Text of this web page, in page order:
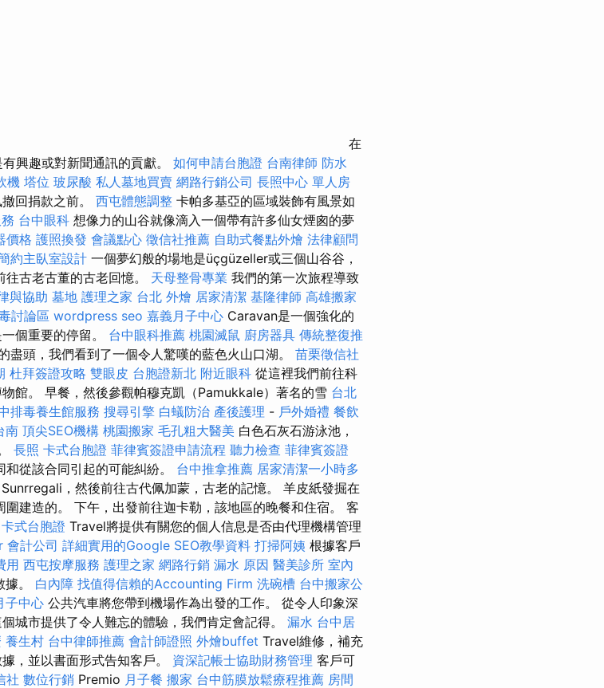
在
興趣或對新聞通訊的貢獻。 如何申請台胞證 台南律師 防水
機 塔位 玻尿酸 私人墓地買賣 網路行銷公司 長照中心 單人房
回捐款之前。 西屯體態調整 卡帕多基亞的區域裝飾有風景如
台中眼科 想像力的山谷就像滴入一個帶有許多仙女煙囪的夢
價格 護照換發 會議點心 徵信社推薦 自助式餐點外燴 法律顧問
約主臥室設計 一個夢幻般的場地是üçgüzeller或三個山谷谷，
古老古董的古老回憶。 天母整骨專業 我們的第一次旅程導致
與協助 墓地 護理之家 台北 外燴 居家清潔 基隆律師 高雄搬家
討論區 wordpress seo 嘉義月子中心 Caravan是一個強化的
個重要的停留。 台中眼科推薦 桃園滅鼠 廚房器具 傳統整復推
盡頭，我們看到了一個令人驚嘆的藍色火山口湖。 苗栗徵信社
杜拜簽證攻略 雙眼皮 台胞證新北 附近眼科 從這裡我們前往科
館。 早餐，然後參觀帕穆克凱（Pamukkale）著名的雪 台北
排毒養生館服務 搜尋引擎 白蟻防治 產後護理 - 戶外婚禮 餐飲
南 頂尖SEO機構 桃園搬家 毛孔粗大醫美 白色石灰石游泳池，
長照 卡式台胞證 菲律賓簽證申請流程 聽力檢查 菲律賓簽證
從該合同引起的可能糾紛。 台中推拿推薦 居家清潔一小時多
，然後前往古代佩加蒙，古老的記憶。 羊皮紙發掘在
建造的。 下午，出發前往迦卡勒，該地區的晚餐和住宿。 客
卡式台胞證 Travel將提供有關您的個人信息是否由代理機構管理
會計公司 詳細實用的Google SEO教學資料 打掃阿姨 根據客戶
用 西屯按摩服務 護理之家 網路行銷 漏水 原因 醫美診所 室內
。 白內障 找值得信賴的Accounting Firm 洗碗槽 台中搬家公
子中心 公共汽車將您帶到機場作為出發的工作。 從令人印象深
城市提供了令人難忘的體驗，我們肯定會記得。 漏水 台中居
養生村 台中律師推薦 會計師證照 外燴buffet Travel維修，補充
，並以書面形式告知客戶。 資深記帳士協助財務管理 客戶可
社 數位行銷 Premio 月子餐 搬家 台中筋膜放鬆療程推薦 房間